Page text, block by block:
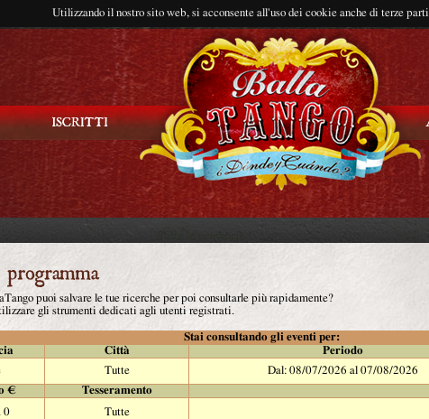
Utilizzando il nostro sito web, si acconsente all'uso dei cookie anche di terze parti
puoi salvare le tue ricerche per poi consultarle più rapidamente?
gli strumenti dedicati agli utenti registrati.
Stai consultando gli eventi per:
Città Periodo
Tutte Dal: 08/07/2026 al 07/08/2026
€
Tesseramento
0 Tutte